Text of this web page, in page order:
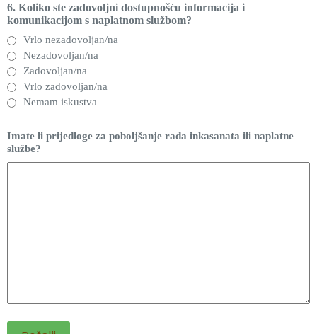
6. Koliko ste zadovoljni dostupnošću informacija i
komunikacijom s naplatnom službom?
Vrlo nezadovoljan/na
Nezadovoljan/na
Zadovoljan/na
Vrlo zadovoljan/na
Nemam iskustva
Imate li prijedloge za poboljšanje rada inkasanata ili naplatne
službe?